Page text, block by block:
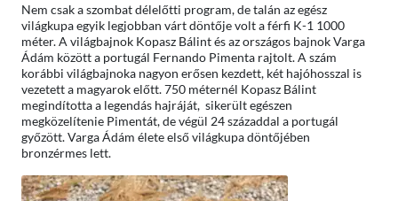
Nem csak a szombat délelőtti program, de talán az egész
világkupa egyik legjobban várt döntője volt a férfi K-1 1000
méter. A világbajnok Kopasz Bálint és az országos bajnok Varga
Ádám között a portugál Fernando Pimenta rajtolt. A szám
korábbi világbajnoka nagyon erősen kezdett, két hajóhosszal is
vezetett a magyarok előtt. 750 méternél Kopasz Bálint
megindította a legendás hajráját, sikerült egészen
megközelítenie Pimentát, de végül 24 századdal a portugál
győzött. Varga Ádám élete első világkupa döntőjében
bronzérmes lett.